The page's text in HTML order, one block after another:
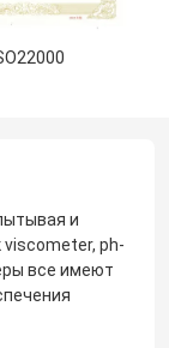
и
viscometer, ph-
все имеют